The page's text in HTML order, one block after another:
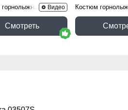
0005Sl
Видео
Смотреть
Костюм